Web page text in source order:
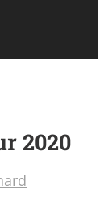
2020